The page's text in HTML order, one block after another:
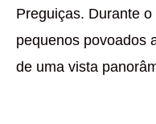
Preguiças. Durante
pequenos povoados
de uma vista